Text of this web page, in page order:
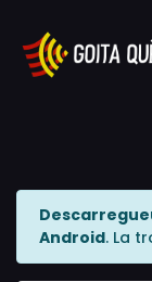
Android. La